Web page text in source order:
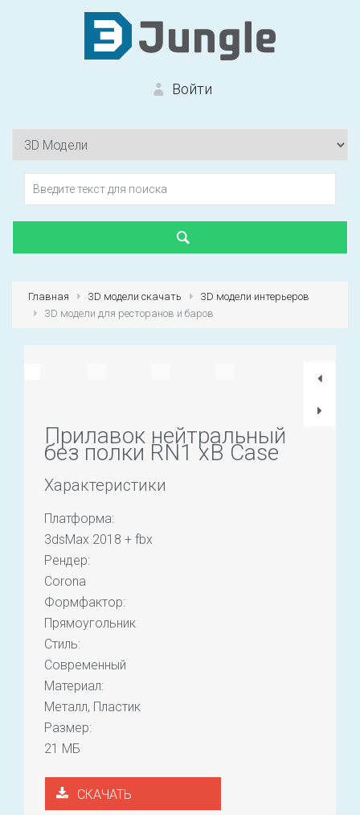
Войти
Первый раз? Зарегистрироваться
Главная 3D модели скачать
3D модели интерьеров
3D модели для ресторанов и баров
Прилавок нейтральный
без полки RN1 хB Case
Характеристики
Платформа:
3dsMax 2018 + fbx
Рендер:
Corona
Формфактор:
Прямоугольник
Стиль:
Современный
Материал:
Металл, Пластик
Размер:
21 МБ
СКАЧАТЬ